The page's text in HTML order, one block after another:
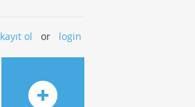
kayıt ol or login